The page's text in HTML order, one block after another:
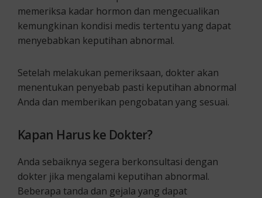
memeriksa kadar hormon dan mengecualikan
kemungkinan kondisi medis tertentu yang dapat
menyebabkan keputihan abnormal.
Setelah melakukan pemeriksaan, dokter akan
menentukan penyebab pasti keputihan abnormal
Anda dan memberikan pengobatan yang sesuai.
Kapan Harus ke Dokter?
Anda sebaiknya segera berkonsultasi dengan
dokter jika mengalami keputihan abnormal.
Beberapa tanda dan gejala yang dapat